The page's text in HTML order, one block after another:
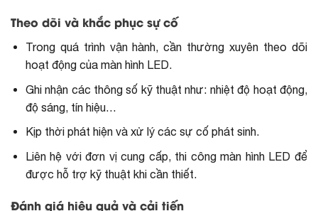
Theo dõi và khắc phục sự cố
Trong quá trình vận hành, cần thường xuyên theo dõi
hoạt động của màn hình LED.
Ghi nhận các thông số kỹ thuật như: nhiệt độ hoạt động,
độ sáng, tín hiệu…
Kịp thời phát hiện và xử lý các sự cố phát sinh.
Liên hệ với đơn vị cung cấp, thi công màn hình LED để
được hỗ trợ kỹ thuật khi cần thiết.
Đánh giá hiệu quả và cải tiến